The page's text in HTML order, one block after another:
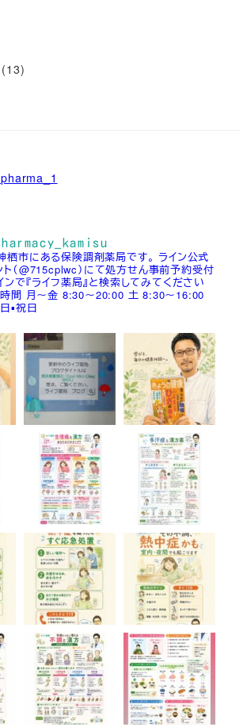
(13)
栖市にある保険調剤薬局です。 ライン公式
ト（@715cplwc）にて処方せん事前予約受付
ンで『ライフ薬局』と検索してみてください
間 月～金 8:30～20:00 土 8:30～16:00
▪祝日